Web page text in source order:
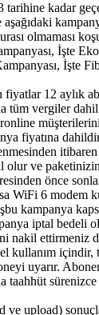
tarihine kadar
aşağıdaki
olmaması
İşte
İşte
12 aylık
tüm vergiler
fiyatına
ve
önce
WiFi 6 modem
kampanya
iptal bedeli
nakil ettirmeniz
kullanım
uyarır.
taahhüt
ve upload)